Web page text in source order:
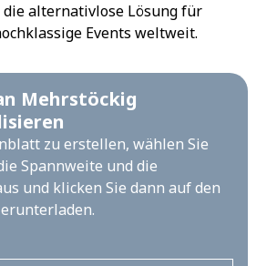
die alternativlose Lösung für
Events weltweit.
Mehrstöckig
zu erstellen, wählen Sie
Spannweite und die
und klicken Sie dann auf den